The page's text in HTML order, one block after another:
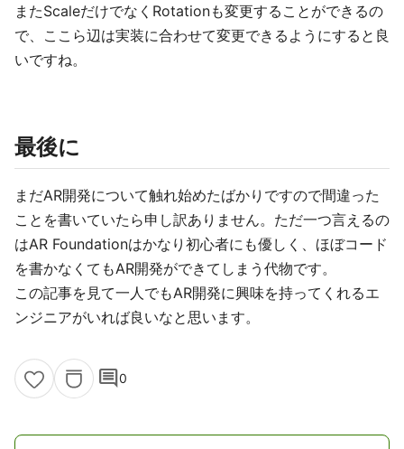
またScaleだけでなくRotationも変更することができるの
で、ここら辺は実装に合わせて変更できるようにすると良
いですね。
最後に
まだAR開発について触れ始めたばかりですので間違った
ことを書いていたら申し訳ありません。ただ一つ言えるの
はAR Foundationはかなり初心者にも優しく、ほぼコード
を書かなくてもAR開発ができてしまう代物です。
この記事を見て一人でもAR開発に興味を持ってくれるエ
ンジニアがいれば良いなと思います。
comment0